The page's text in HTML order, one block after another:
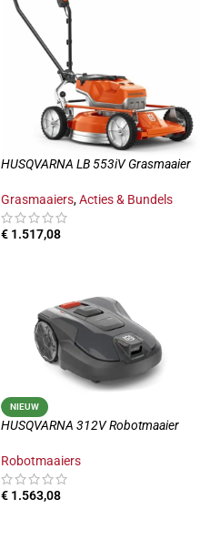
HUSQVARNA LB 553iV Grasmaaier
Grasmaaiers,Acties & Bundels
€ 1.517,08
NIEUW
HUSQVARNA 312V Robotmaaier
Robotmaaiers
€ 1.563,08